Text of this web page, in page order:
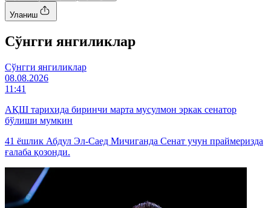
Уланиш
Cўнгги янгиликлар
Cўнгги янгиликлар
08.08.2026
11:41
АҚШ тарихида биринчи марта мусулмон эркак сенатор
бўлиши мумкин
41 ёшлик Абдул Эл-Саед Мичиганда Сенат учун праймеризда
ғалаба қозонди.